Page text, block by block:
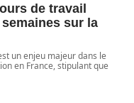
de travail
sur la
un enjeu majeur dans le
en France, stipulant que